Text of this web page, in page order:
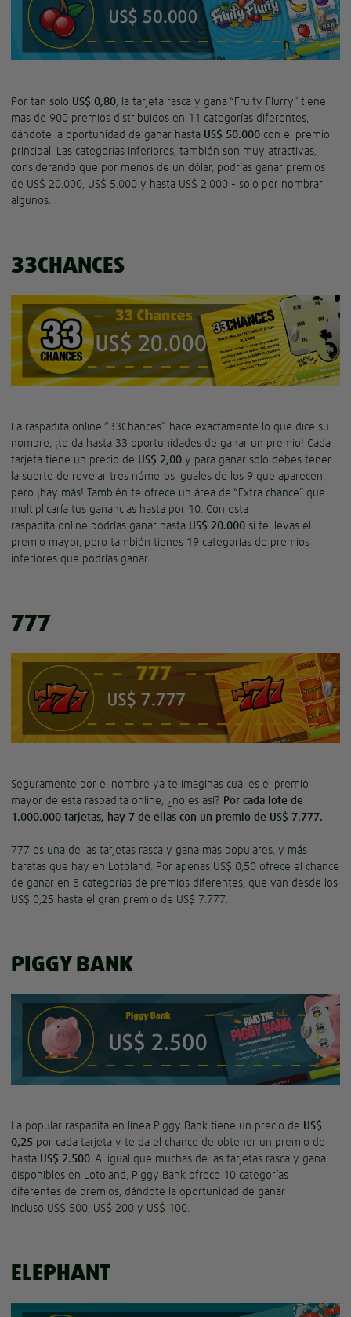
Por tan solo US$ 0,80, la tarjeta rasca y gana “Fruity Flurry” tiene
más de 900 premios distribuidos en 11 categorías diferentes,
dándote la oportunidad de ganar hasta US$ 50.000 con el premio
principal. Las categorías inferiores, también son muy atractivas,
considerando que por menos de un dólar, podrías ganar premios
de US$ 20.000, US$ 5.000 y hasta US$ 2.000 - solo por nombrar
algunos.
33CHANCES
La raspadita online “33Chances” hace exactamente lo que dice su
nombre, ¡te da hasta 33 oportunidades de ganar un premio! Cada
tarjeta tiene un precio de US$ 2,00 y para ganar solo debes tener
la suerte de revelar tres números iguales de los 9 que aparecen,
pero ¡hay más! También te ofrece un área de “Extra chance” que
multiplicaría tus ganancias hasta por 10. Con esta
raspadita online podrías ganar hasta US$ 20.000 si te llevas el
premio mayor, pero también tienes 19 categorías de premios
inferiores que podrías ganar.
777
Seguramente por el nombre ya te imaginas cuál es el premio
mayor de esta raspadita online, ¿no es así? Por cada lote de
1.000.000 tarjetas, hay 7 de ellas con un premio de US$ 7.777.
777 es una de las tarjetas rasca y gana más populares, y más
baratas que hay en Lotoland. Por apenas US$ 0,50 ofrece el chance
de ganar en 8 categorías de premios diferentes, que van desde los
US$ 0,25 hasta el gran premio de US$ 7.777.
PIGGY BANK
La popular raspadita en línea Piggy Bank tiene un precio de US$
0,25 por cada tarjeta y te da el chance de obtener un premio de
hasta US$ 2.500. Al igual que muchas de las tarjetas rasca y gana
disponibles en Lotoland, Piggy Bank ofrece 10 categorías
diferentes de premios, dándote la oportunidad de ganar
incluso US$ 500, US$ 200 y US$ 100.
ELEPHANT